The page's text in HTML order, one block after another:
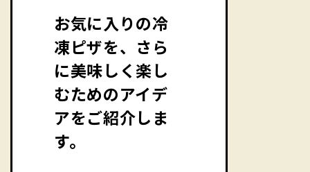
お気に入りの冷
凍ピザを、さら
に美味しく楽し
むためのアイデ
アをご紹介しま
す。